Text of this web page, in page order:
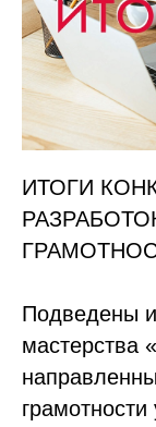
ИТОГИ
Подведены
мастерства